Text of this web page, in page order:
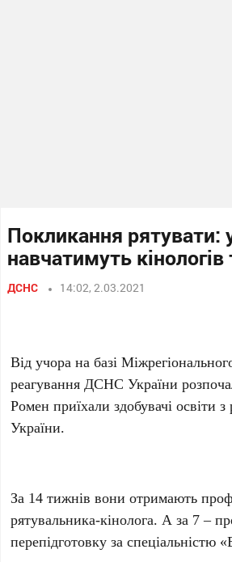
Покликання рятувати:
навчатимуть кінологів
ДСНС 14:02, 2.03.2021
Від учора на базі
реагування ДСНС України
Ромен приїхали здобувачі освіти з
України.
За 14 тижнів вони отримають
рятувальника-кінолога. А за 7 –
перепідготовку за спеціальністю